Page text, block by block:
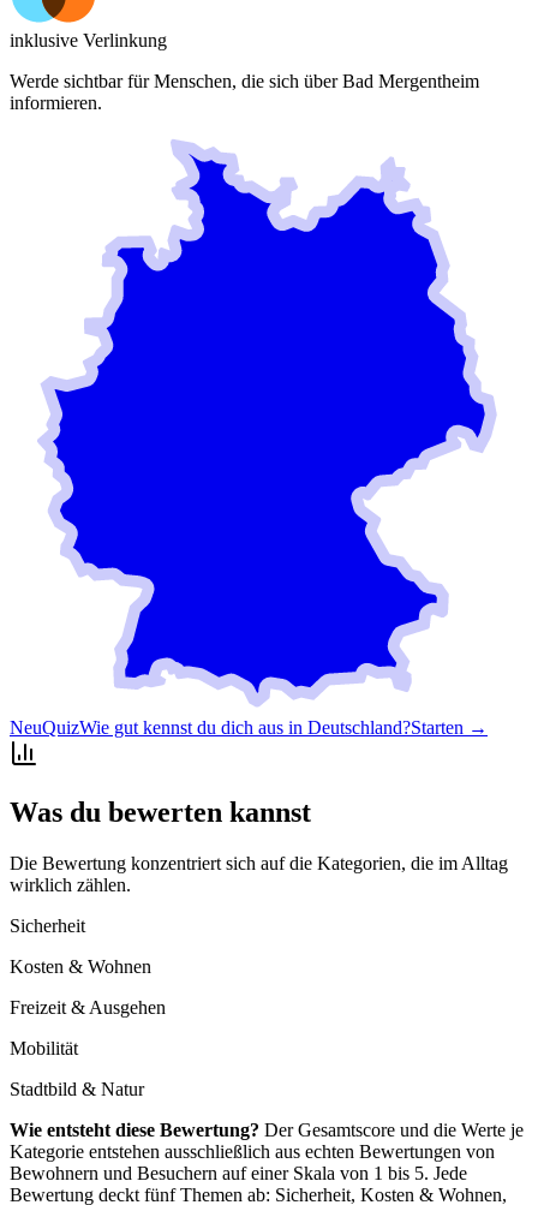
inklusive Verlinkung
Werde sichtbar für Menschen, die sich überBad Mergentheim
informieren.
NeuQuizWie gut kennst du dich aus in Deutschland?Starten →
Was du bewerten kannst
Die Bewertung konzentriert sich auf die Kategorien, die im Alltag
wirklich zählen.
Sicherheit
Kosten & Wohnen
Freizeit & Ausgehen
Mobilität
Stadtbild & Natur
Wie entsteht diese Bewertung? Der Gesamtscore und die Werte je
Kategorie entstehen ausschließlich aus echten Bewertungen von
Bewohnern und Besuchern auf einer Skala von 1 bis 5. Jede
Bewertung deckt fünf Themen ab: Sicherheit, Kosten & Wohnen,